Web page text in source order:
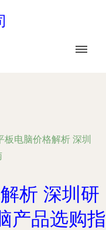
板电脑价格解析 深圳
析 深圳研
产品选购指